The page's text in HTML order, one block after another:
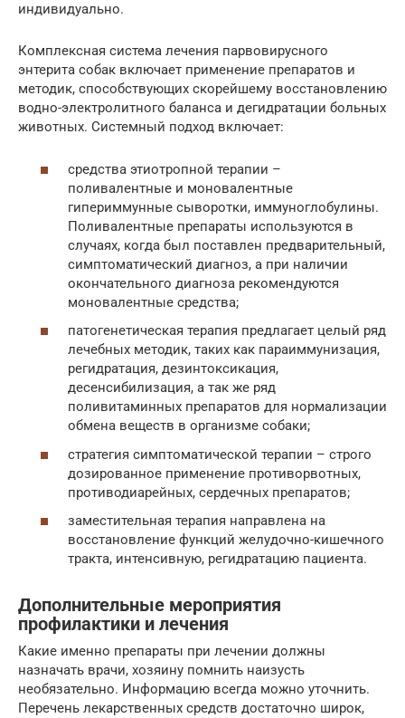
индивидуально.
Комплексная система лечения парвовирусного
энтерита собак включает применение препаратов и
методик, способствующих скорейшему восстановлению
водно-электролитного баланса и дегидратации больных
животных. Системный подход включает:
средства этиотропной терапии –
поливалентные и моновалентные
гипериммунные сыворотки, иммуноглобулины.
Поливалентные препараты используются в
случаях, когда был поставлен предварительный,
симптоматический диагноз, а при наличии
окончательного диагноза рекомендуются
моновалентные средства;
патогенетическая терапия предлагает целый ряд
лечебных методик, таких как параиммунизация,
регидратация, дезинтоксикация,
десенсибилизация, а так же ряд
поливитаминных препаратов для нормализации
обмена веществ в организме собаки;
стратегия симптоматической терапии – строго
дозированное применение противорвотных,
противодиарейных, сердечных препаратов;
заместительная терапия направлена на
восстановление функций желудочно-кишечного
тракта, интенсивную, регидратацию пациента.
Дополнительные мероприятия
профилактики и лечения
Какие именно препараты при лечении должны
назначать врачи, хозяину помнить наизусть
необязательно. Информацию всегда можно уточнить.
Перечень лекарственных средств достаточно широк,